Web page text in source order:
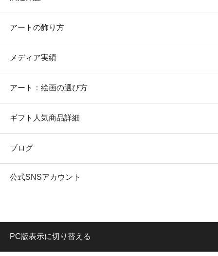
アートの飾り方
メディア実績
アート：絵画の選び方
ギフト人気商品詳細
ブログ
公式SNSアカウント
PC版表示に切り替える